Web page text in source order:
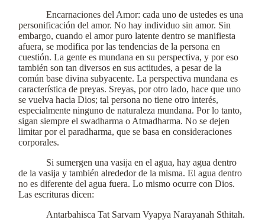
Encarnaciones del Amor: cada uno de ustedes es una
personificación del amor. No hay individuo sin amor. Sin
embargo, cuando el amor puro latente dentro se manifiesta
afuera, se modifica por las tendencias de la persona en
cuestión. La gente es mundana en su perspectiva, y por eso
también son tan diversos en sus actitudes, a pesar de la
común base divina subyacente. La perspectiva mundana es
característica de preyas. Sreyas, por otro lado, hace que uno
se vuelva hacia Dios; tal persona no tiene otro interés,
especialmente ninguno de naturaleza mundana. Por lo tanto,
sigan siempre el swadharma o Atmadharma. No se dejen
limitar por el paradharma, que se basa en consideraciones
corporales.
Si sumergen una vasija en el agua, hay agua dentro
de la vasija y también alrededor de la misma. El agua dentro
no es diferente del agua fuera. Lo mismo ocurre con Dios.
Las escrituras dicen:
Antarbahisca Tat Sarvam Vyapya Narayanah Sthitah.